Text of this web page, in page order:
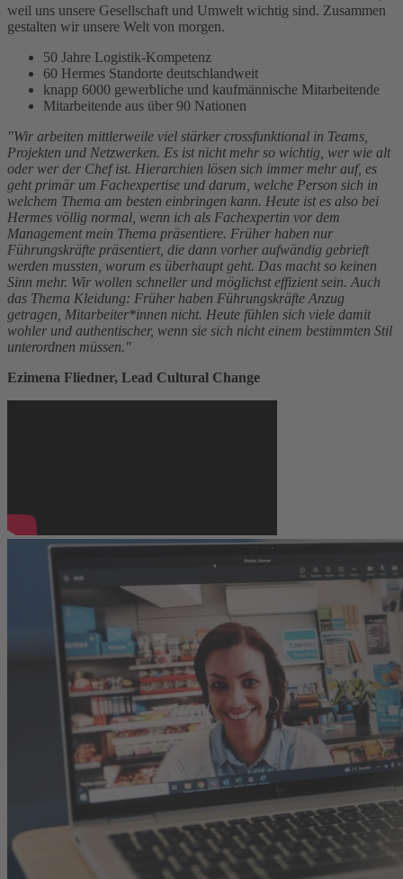
weil uns unsere Gesellschaft und Umwelt wichtig sind. Zusammen
gestalten wir unsere Welt von morgen.
50 Jahre Logistik-Kompetenz
60 Hermes Standorte deutschlandweit
knapp 6000 gewerbliche und kaufmännische Mitarbeitende
Mitarbeitende aus über 90 Nationen
"Wir arbeiten mittlerweile viel stärker crossfunktional in Teams,
Projekten und Netzwerken. Es ist nicht mehr so wichtig, wer wie alt
oder wer der Chef ist. Hierarchien lösen sich immer mehr auf, es
geht primär um Fachexpertise und darum, welche Person sich in
welchem Thema am besten einbringen kann. Heute ist es also bei
Hermes völlig normal, wenn ich als Fachexpertin vor dem
Management mein Thema präsentiere. Früher haben nur
Führungskräfte präsentiert, die dann vorher aufwändig gebrieft
werden mussten, worum es überhaupt geht. Das macht so keinen
Sinn mehr. Wir wollen schneller und möglichst effizient sein. Auch
das Thema Kleidung: Früher haben Führungskräfte Anzug
getragen, Mitarbeiter*innen nicht. Heute fühlen sich viele damit
wohler und authentischer, wenn sie sich nicht einem bestimmten Stil
unterordnen müssen."
Ezimena Fliedner, Lead Cultural Change